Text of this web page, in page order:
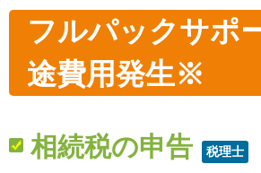
フルパックサポ
途費用発生※
相続税の申告 税理士